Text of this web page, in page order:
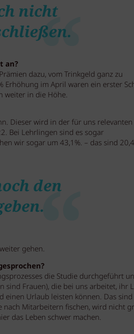
nicht
an?
dazu, vom Trinkgeld ganz zu
Erhöhung im April waren ein erster
weiter in die Höhe.
Dieser wird in der für uns relevanten
Bei Lehrlingen sind es sogar
wir sogar um 43,1%. – das sind
den
gehen.
die Studie durchgeführt
sind Frauen), die bei uns arbeitet, ihr
einen Urlaub leisten können. Das
nach Mitarbeitern fischen, wird nicht
das Leben schwer machen.